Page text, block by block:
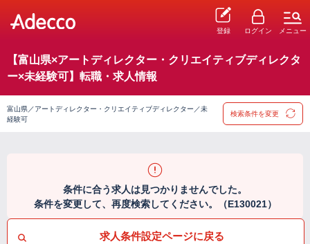
登録 ログイン メニュー
【富山県×アートディレクター・クリエイティブディレクタ
ー×未経験可】転職・求人情報
富山県／アートディレクター・クリエイティブディレクター／未
経験可
検索条件を変更
条件に合う求人は見つかりませんでした。
条件を変更して、再度検索してください。（E130021）
求人条件設定ページに戻る